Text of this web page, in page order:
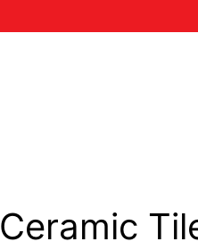
Ceramic